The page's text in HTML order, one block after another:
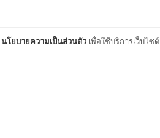
นโยบายความเป็นส่วนตัว เพื่อใช้บริการเว็บไซต์